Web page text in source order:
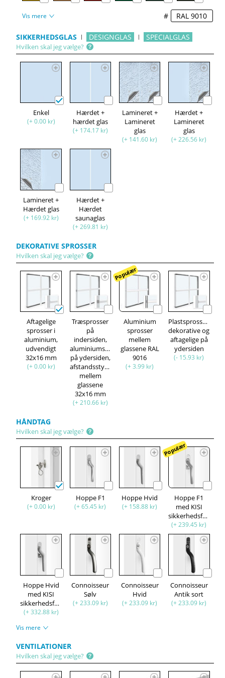
Vis mere #
SIKKERHEDSGLAS DESIGNGLAS SPECIALGLAS
Hvilken skal jeg vælge?
Enkel
(+ 0.00 kr)
Hærdet +
hærdet glas
(+ 174.17 kr)
Lamineret +
Lamineret
glas
(+ 141.60 kr)
Hærdet +
Lamineret
glas
(+ 226.56 kr)
Lamineret +
Hærdet glas
(+ 169.92 kr)
Hærdet +
Hærdet
saunaglas
(+ 269.81 kr)
DEKORATIVE SPROSSER
Hvilken skal jeg vælge?
Aftagelige
sprosser i
aluminium,
udvendigt
32x16 mm
(+ 0.00 kr)
Træsprosser
på
indersiden,
aluminiumsprosser
på ydersiden,
afstandsstykke
mellem
glassene
32x16 mm
(+ 210.66 kr)
Populær
Aluminium
sprosser
mellem
glassene RAL
9016
(+ 3.99 kr)
Plastsprosser,
dekorative og
aftagelige på
ydersiden
(- 15.93 kr)
HÅNDTAG
Hvilken skal jeg vælge?
Kroger
(+ 0.00 kr)
Hoppe F1
(+ 65.45 kr)
Hoppe Hvid
(+ 158.88 kr)
Populær
Hoppe F1
med KISI
sikkerhedsfunktion
(+ 239.45 kr)
Hoppe Hvid
med KISI
sikkerhedsfunktion
(+ 332.88 kr)
Connoisseur
Sølv
(+ 233.09 kr)
Connoisseur
Hvid
(+ 233.09 kr)
Connoisseur
Antik sort
(+ 233.09 kr)
Vis mere
VENTILATIONER
Hvilken skal jeg vælge?